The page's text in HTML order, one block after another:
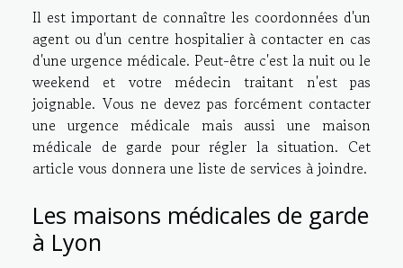
Il est important de connaître les coordonnées d'un
agent ou d'un centre hospitalier à contacter en cas
d'une urgence médicale. Peut-être c'est la nuit ou le
weekend et votre médecin traitant n'est pas
joignable. Vous ne devez pas forcément contacter
une urgence médicale mais aussi une maison
médicale de garde pour régler la situation. Cet
article vous donnera une liste de services à joindre.
Les maisons médicales de garde
à Lyon